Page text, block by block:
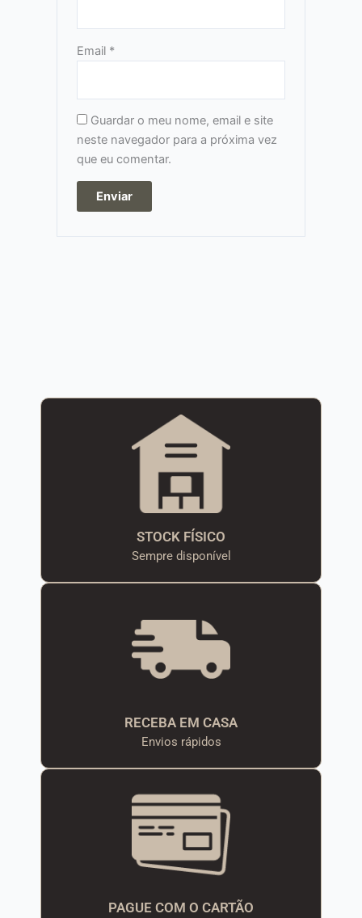
Email *
Guardar o meu nome, email e site
neste navegador para a próxima vez
que eu comentar.
STOCK FÍSICO
Sempre disponível
RECEBA EM CASA
Envios rápidos
PAGUE COM O CARTÃO